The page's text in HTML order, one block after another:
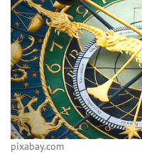
pixabay.com